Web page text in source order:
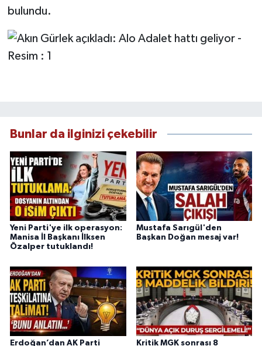
bulundu.
Bunlar da ilginizi çekebilir
Yeni Parti'ye ilk operasyon:
Manisa İl Başkanı İlksen
Özalper tutuklandı!
Mustafa Sarıgül'den
Başkan Doğan mesaj var!
Erdoğan’dan AK Parti Kritik MGK sonrası 8